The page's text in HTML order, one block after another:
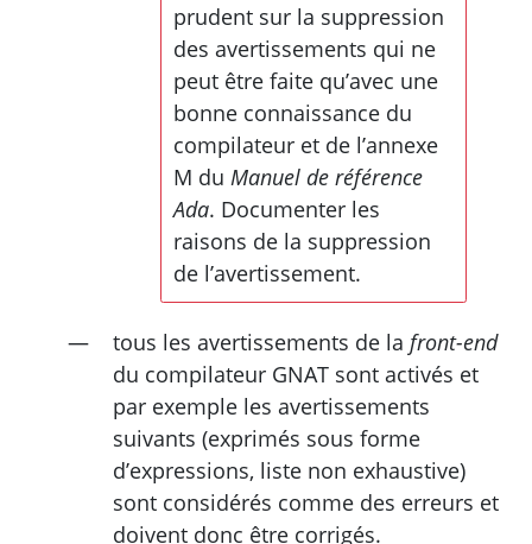
prudent sur la suppression
des avertissements qui ne
peut être faite qu’avec une
bonne connaissance du
compilateur et de l’annexe
M du Manuel de référence
Ada. Documenter les
raisons de la suppression
de l’avertissement.
tous les avertissements de la front-end
du compilateur GNAT sont activés et
par exemple les avertissements
suivants (exprimés sous forme
d’expressions, liste non exhaustive)
sont considérés comme des erreurs et
doivent donc être corrigés.